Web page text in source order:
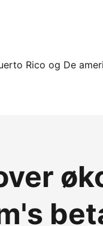
i dag
Rico og De